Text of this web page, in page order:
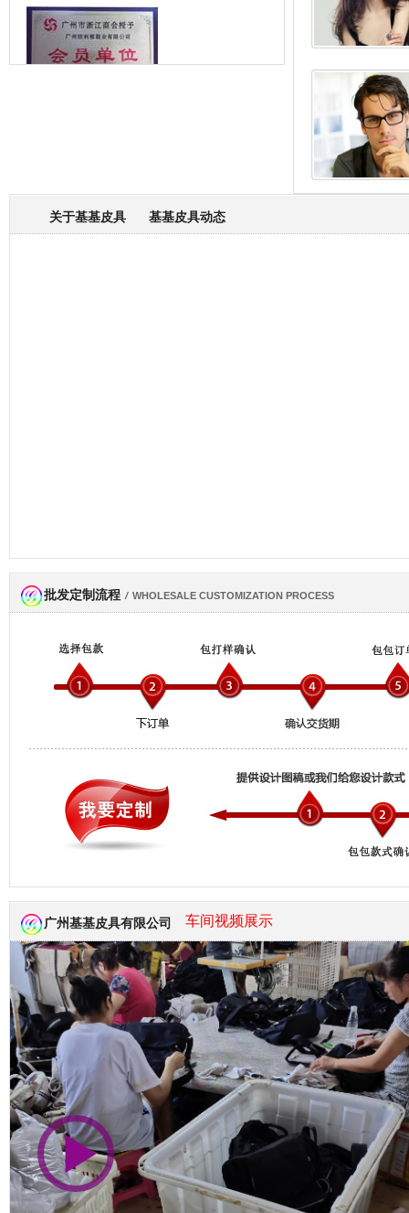
网商会会员
市商会会员单位
关于基基皮具 基基皮具动态
批发定制流程 / WHOLESALE CUSTOMIZATION PROCESS
广州基基皮具有限公司 车间视频展示